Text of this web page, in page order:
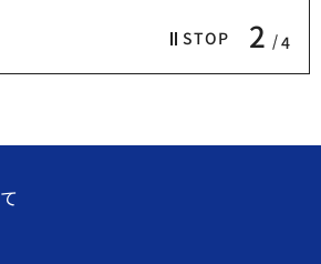
STOP 2 4